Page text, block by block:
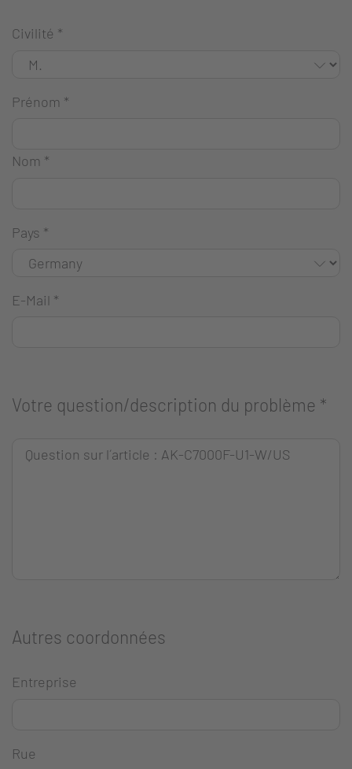
Civilité *
Prénom *
Nom *
Pays *
E-Mail *
Votre question/description du problème *
Autres coordonnées
Entreprise
Rue